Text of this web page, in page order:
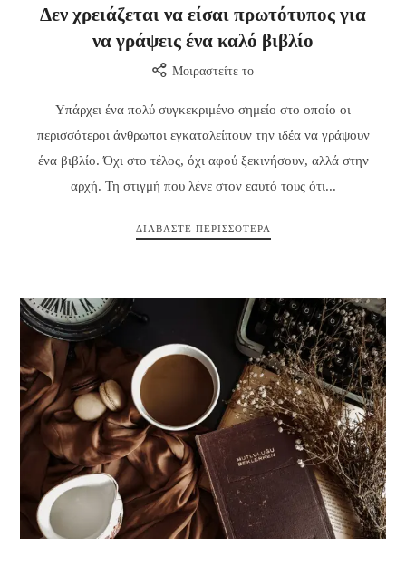
Δεν χρειάζεται να είσαι πρωτότυπος για
να γράψεις ένα καλό βιβλίο
Μοιραστείτε το
Υπάρχει ένα πολύ συγκεκριμένο σημείο στο οποίο οι
περισσότεροι άνθρωποι εγκαταλείπουν την ιδέα να γράψουν
ένα βιβλίο. Όχι στο τέλος, όχι αφού ξεκινήσουν, αλλά στην
αρχή. Τη στιγμή που λένε στον εαυτό τους ότι...
ΔΙΑΒΆΣΤΕ ΠΕΡΙΣΣΌΤΕΡΑ